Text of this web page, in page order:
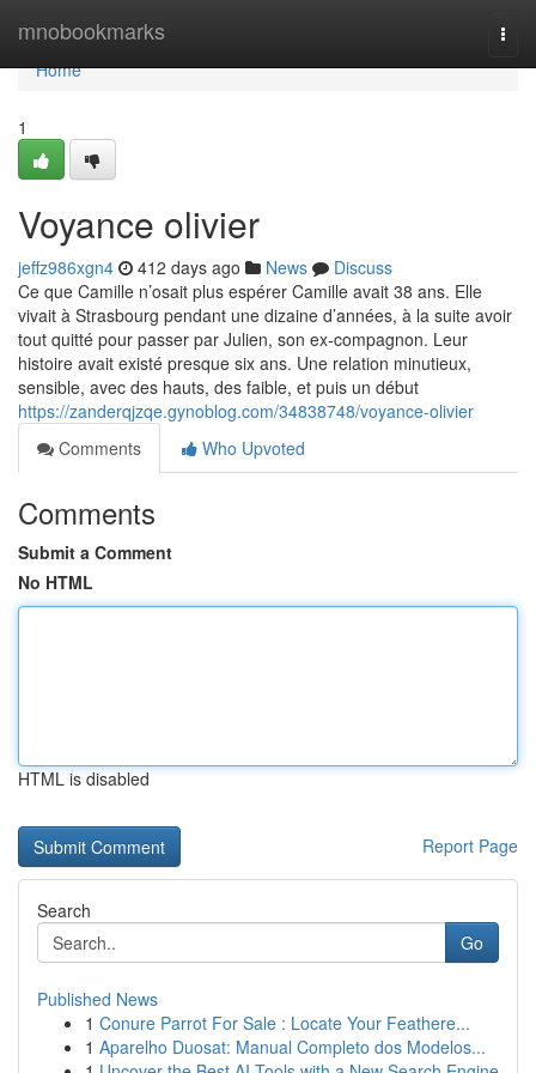
mnobookmarks
Home
Home
1
Voyance olivier
jeffz986xgn4 412 days ago News
Discuss
Ce que Camille n’osait plus espérer Camille avait 38 ans. Elle
vivait à Strasbourg pendant une dizaine d’années, à la suite avoir
tout quitté pour passer par Julien, son ex-compagnon. Leur
histoire avait existé presque six ans. Une relation minutieux,
sensible, avec des hauts, des faible, et puis un début
https://zanderqjzqe.gynoblog.com/34838748/voyance-olivier
Comments
Who Upvoted
Comments
Submit a Comment
No HTML
HTML is disabled
Report Page
Search
Go
Published News
1 Conure Parrot For Sale : Locate Your Feathere...
1 Aparelho Duosat: Manual Completo dos Modelos...